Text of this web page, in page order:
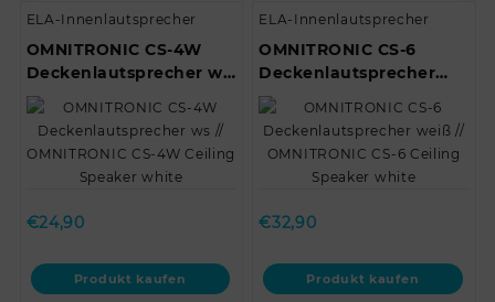
ELA-Innenlautsprecher
OMNITRONIC CS-4W
Deckenlautsprecher ws
// OMNITRONIC CS-4W
Ceiling Speaker white
€24,90
Produkt kaufen
ELA-Innenlautsprecher
OMNITRONIC CS-6
Deckenlautsprecher
weiß // OMNITRONIC CS-
6 Ceiling Speaker white
€32,90
Produkt kaufen